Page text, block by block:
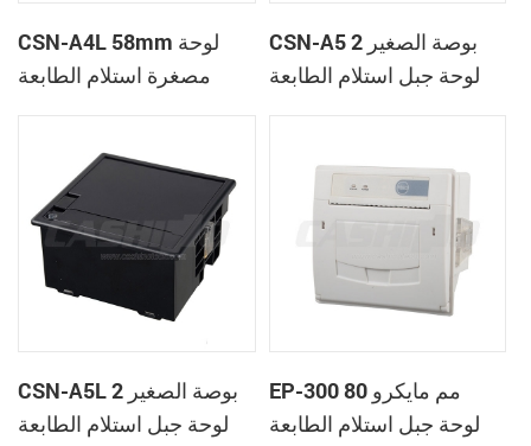
CSN-A4L 58mm لوحة
مصغرة استلام الطابعة
CSN-A5 2 بوصة الصغير
لوحة جبل استلام الطابعة
CSN-A5L 2 بوصة الصغير
لوحة جبل استلام الطابعة
EP-300 80 مم مايكرو
لوحة جبل استلام الطابعة